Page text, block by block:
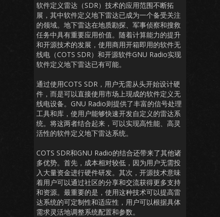
软件定义雷达（SDR）技术的应用范围不断拓
展，其中软件定义地下雷达已成为一个备受关注
的领域。地下雷达在地质勘探、军事侦察和搜救
任务中具有重要应用价值。随着计算能力的提升
和开源技术的发展，使用商用开箱即用的软件无
线电（COTS SDR）和开源软件GNU Radio实现
软件定义地下雷达已有可能。
通过使用COTS SDR，用户无需从头开始设计硬
件，而是可以直接使用市场上现成的软件定义无
线电设备。GNU Radio则提供了丰富的信号处理
工具和库，使用户能够快速开发自定义的雷达系
统。将这两者结合起来，可以实现高性能、高灵
活性的软件定义地下雷达系统。
COTS SDR和GNU Radio的结合还带来了其他诸
多优势。首先，成本相对较低，因为用户无需投
入大量资金进行硬件研发。其次，开源技术意味
着用户可以通过社区的分享和交流获得更多支持
和资源。最重要的是，使用这种技术可以提高雷
达系统的可定制性和适应性，用户可以根据具体
需求灵活地调整系统配置和参数。